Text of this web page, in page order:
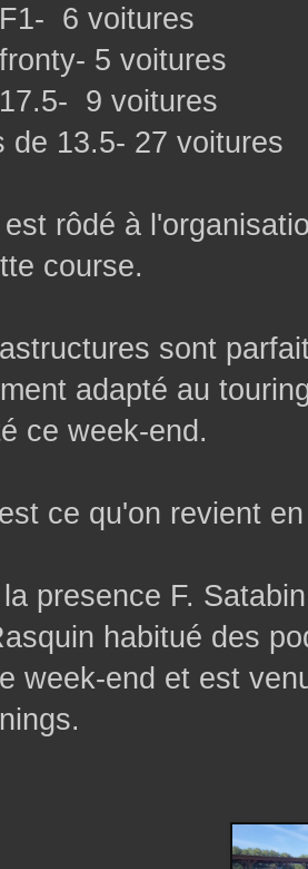
6 voitures
5 voitures
9 voitures
de 13.5- 27 voitures
rôdé à
course.
sont
adapté au
ce week-end.
ce qu'on revient
presence F.
habitué des
week-end et est